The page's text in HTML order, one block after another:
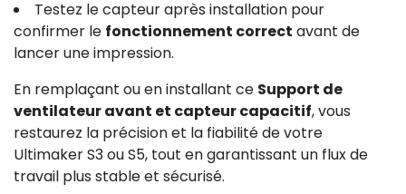
Testez le capteur après installation pour
confirmer le fonctionnement correct avant de
lancer une impression.
En remplaçant ou en installant ce Support de
ventilateur avant et capteur capacitif, vous
restaurez la précision et la fiabilité de votre
Ultimaker S3 ou S5, tout en garantissant un flux de
travail plus stable et sécurisé.